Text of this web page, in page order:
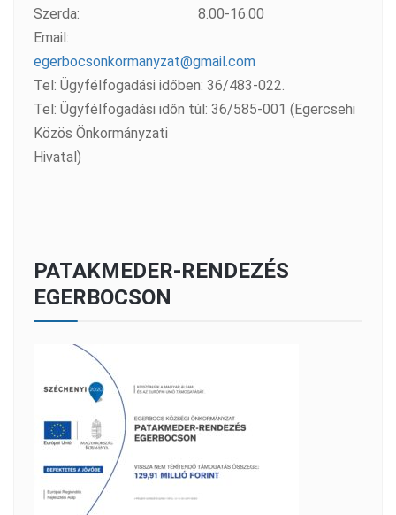
Szerda:
8.00-16.00
Email:
egerbocsonkormanyzat@gmail.com
Tel: Ügyfélfogadási időben: 36/483-022.
Tel: Ügyfélfogadási időn túl: 36/585-001 (Egercsehi
Közös Önkormányzati
Hivatal)
PATAKMEDER-RENDEZÉS
EGERBOCSON